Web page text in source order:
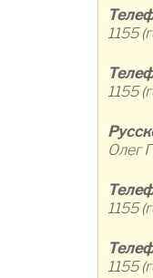
1155
1155
Олег
1155
1155